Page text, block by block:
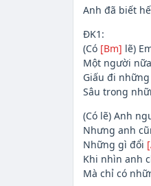
Anh đã biết
ĐK1:
(Có [Bm] lẽ)
Một người nữa
Giấu đi
Sâu trong
(Có lẽ) Anh
Nhưng anh
Những gì đổi
Khi nhìn anh
Mà chỉ có